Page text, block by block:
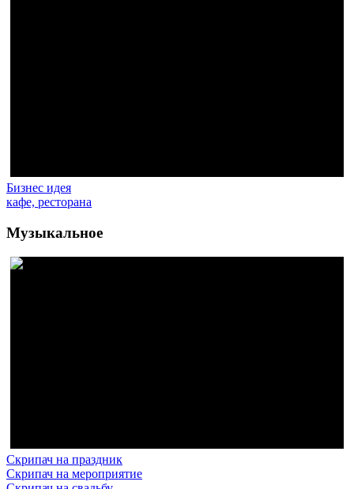
Бизнес идея
кафе, ресторана
Музыкальное
Скрипач на праздник
Скрипач на мероприятие